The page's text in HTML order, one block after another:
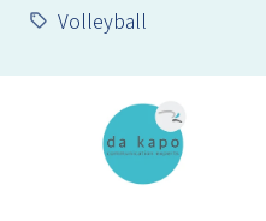
Volleyball